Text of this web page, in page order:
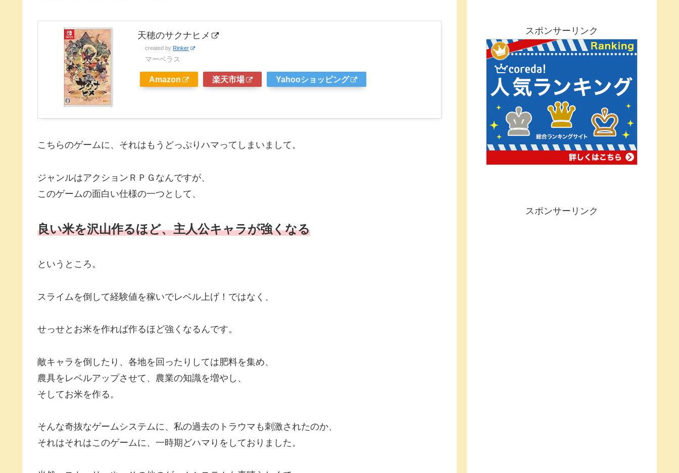
天穂のサクナヒメ
created by Rinker
マーベラス
Amazon 楽天市場 Yahooショッピング
こちらのゲームに、それはもうどっぷりハマってしまいまして。
ジャンルはアクションＲＰＧなんですが、
このゲームの面白い仕様の一つとして、
良い米を沢山作るほど、主人公キャラが強くなる
というところ。
スライムを倒して経験値を稼いでレベル上げ！ではなく、
せっせとお米を作れば作るほど強くなるんです。
敵キャラを倒したり、各地を回ったりしては肥料を集め、
農具をレベルアップさせて、農業の知識を増やし、
そしてお米を作る。
そんな奇抜なゲームシステムに、私の過去のトラウマも刺激されたのか、
それはそれはこのゲームに、一時期どハマりをしておりました。
スポンサーリンク
スポンサーリンク